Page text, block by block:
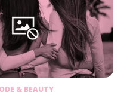
& BEAUTY